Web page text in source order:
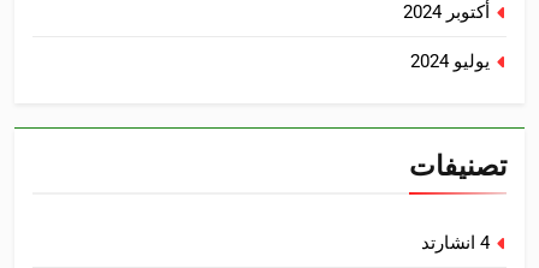
أكتوبر 2024
يوليو 2024
تصنيفات
4 انشارتد